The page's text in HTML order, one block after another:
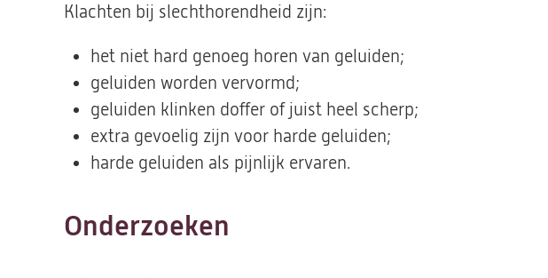
Klachten bij slechthorendheid zijn:
het niet hard genoeg horen van geluiden;
geluiden worden vervormd;
geluiden klinken doffer of juist heel scherp;
extra gevoelig zijn voor harde geluiden;
harde geluiden als pijnlijk ervaren.
Onderzoeken